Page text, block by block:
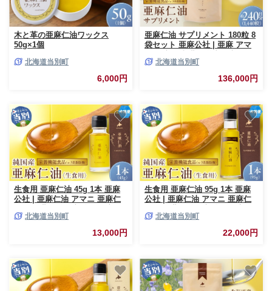
木と革の亜麻仁油ワックス
50g×1個
北海道当別町
6,000円
亜麻仁油 サプリメント 180粒 8
袋セット 亜麻公社 | 亜麻 アマ
北海道当別町
136,000円
生食用 亜麻仁油 45g 1本 亜麻
公社 | 亜麻仁油 アマニ 亜麻仁
北海道当別町
13,000円
生食用 亜麻仁油 95g 1本 亜麻
公社 | 亜麻仁油 アマニ 亜麻仁
北海道当別町
22,000円